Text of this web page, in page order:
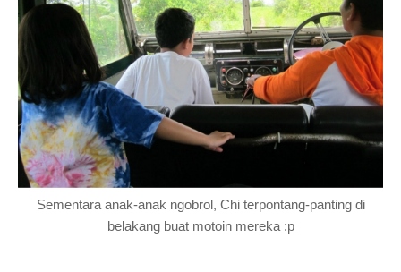
Sementara anak-anak ngobrol, Chi terpontang-panting di
belakang buat motoin mereka :p